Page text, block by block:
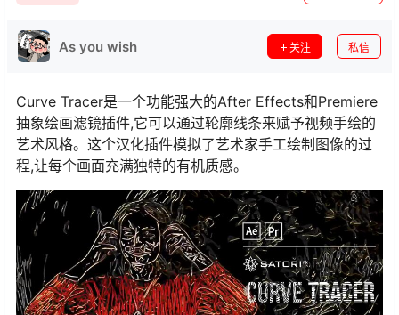
As you wish 关注 私信
Curve Tracer是一个功能强大的After Effects和Premiere
抽象绘画滤镜插件,它可以通过轮廓线条来赋予视频手绘的
艺术风格。这个汉化插件模拟了艺术家手工绘制图像的过
程,让每个画面充满独特的有机质感。